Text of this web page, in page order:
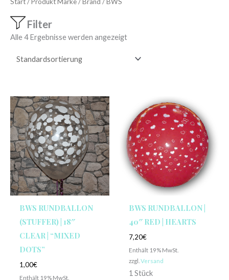
Start/ Produkt Marke / Brand / BWS
Filter
Alle 4 Ergebnisse werden angezeigt
BWS RUNDBALLON
(STUFFER) | 18″
CLEAR | “MIXED
DOTS”
1,00€
Enthält 19% MwSt.
BWS RUNDBALLON |
40″ RED | HEARTS
7,20€
Enthält 19% MwSt.
zzgl. Versand
1 Stück